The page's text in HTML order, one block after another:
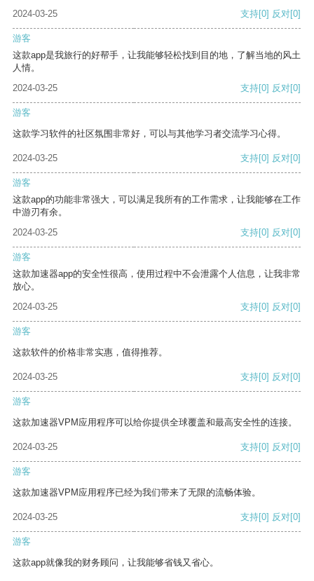
2024-03-25
支持[0] 反对[0]
游客
这款app是我旅行的好帮手，让我能够轻松找到目的地，了解当地的风土
人情。
2024-03-25
支持[0] 反对[0]
游客
这款学习软件的社区氛围非常好，可以与其他学习者交流学习心得。
2024-03-25 支持[0] 反对[0]
游客
这款app的功能非常强大，可以满足我所有的工作需求，让我能够在工作
中游刃有余。
2024-03-25
支持[0] 反对[0]
游客
这款加速器app的安全性很高，使用过程中不会泄露个人信息，让我非常
放心。
2024-03-25
支持[0] 反对[0]
游客
这款软件的价格非常实惠，值得推荐。
2024-03-25 支持[0] 反对[0]
游客
这款加速器VPM应用程序可以给你提供全球覆盖和最高安全性的连接。
2024-03-25 支持[0] 反对[0]
游客
这款加速器VPM应用程序已经为我们带来了无限的流畅体验。
2024-03-25 支持[0] 反对[0]
游客
这款app就像我的财务顾问，让我能够省钱又省心。